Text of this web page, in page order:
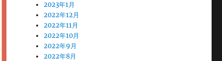
2023年1月
2022年12月
2022年11月
2022年10月
2022年9月
2022年8月